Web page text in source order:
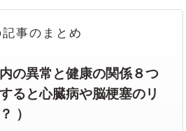
記事のまとめ
の異常と健康の関係８つ
ると心臓病や脳梗塞のリ
）